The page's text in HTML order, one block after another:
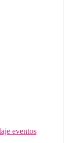
eventos